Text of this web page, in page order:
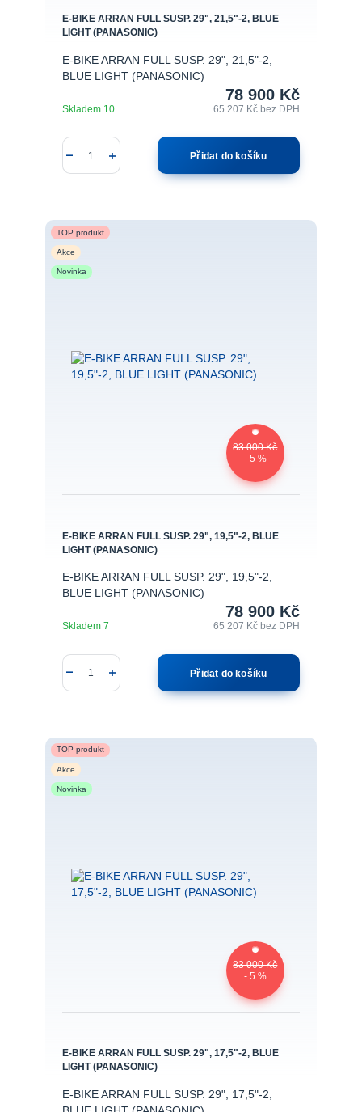
E-BIKE ARRAN FULL SUSP. 29", 21,5"-2, BLUE
LIGHT (PANASONIC)
E-BIKE ARRAN FULL SUSP. 29", 21,5"-2,
BLUE LIGHT (PANASONIC)
78 900 Kč
65 207 Kčbez DPH
Skladem 10
Přidat do košíku
TOP produkt
Akce
Novinka
83 000 Kč
- 5 %
E-BIKE ARRAN FULL SUSP. 29", 19,5"-2, BLUE
LIGHT (PANASONIC)
E-BIKE ARRAN FULL SUSP. 29", 19,5"-2,
BLUE LIGHT (PANASONIC)
78 900 Kč
65 207 Kč bez DPH
Skladem 7
Přidat do košíku
TOP produkt
Akce
Novinka
83 000 Kč
- 5 %
E-BIKE ARRAN FULL SUSP. 29", 17,5"-2, BLUE
LIGHT (PANASONIC)
E-BIKE ARRAN FULL SUSP. 29", 17,5"-2,